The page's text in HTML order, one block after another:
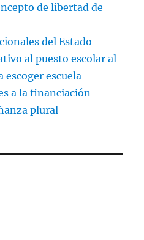
de libertad de
del Estado
al puesto escolar al
escuela
a la financiación
plural